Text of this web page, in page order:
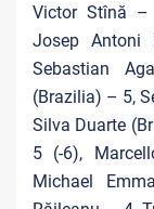
Victor Stînă –
Josep Antoni
Sebastian
(Brazilia) – 5,
Silva Duarte
5 (-6),
Michael